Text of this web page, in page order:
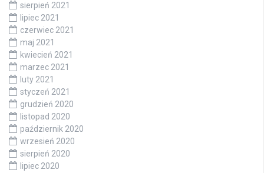
sierpień 2021
lipiec 2021
czerwiec 2021
maj 2021
kwiecień 2021
marzec 2021
luty 2021
styczeń 2021
grudzień 2020
listopad 2020
październik 2020
wrzesień 2020
sierpień 2020
lipiec 2020